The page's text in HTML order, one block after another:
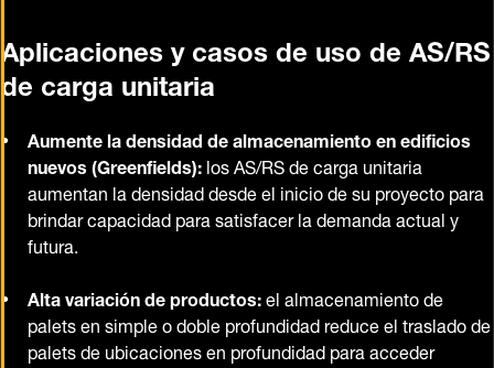
Aplicaciones y casos de uso de AS/RS
de carga unitaria
Aumente la densidad de almacenamiento en edificios
nuevos (Greenfields):los AS/RS de carga unitaria
aumentan la densidad desde el inicio de su proyecto para
brindar capacidad para satisfacer la demanda actual y
futura.
Alta variación de productos:el almacenamiento de
palets en simple o doble profundidad reduce el traslado de
palets de ubicaciones en profundidad para acceder